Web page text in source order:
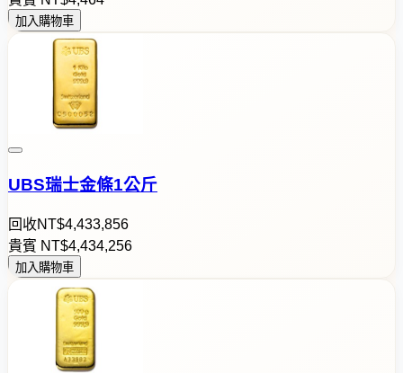
加入購物車
UBS瑞士金條1公斤
回收NT$4,433,856
貴賓 NT$4,434,256
加入購物車